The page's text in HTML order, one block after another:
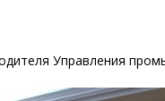
Управления